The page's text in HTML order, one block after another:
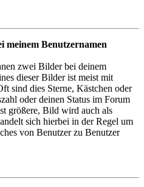
meinem Benutzernamen
zwei Bilder bei deinem
dieser Bilder ist meist mit
sind dies Sterne, Kästchen oder
oder deinen Status im Forum
größere, Bild wird auch als
sich hierbei in der Regel um
von Benutzer zu Benutzer